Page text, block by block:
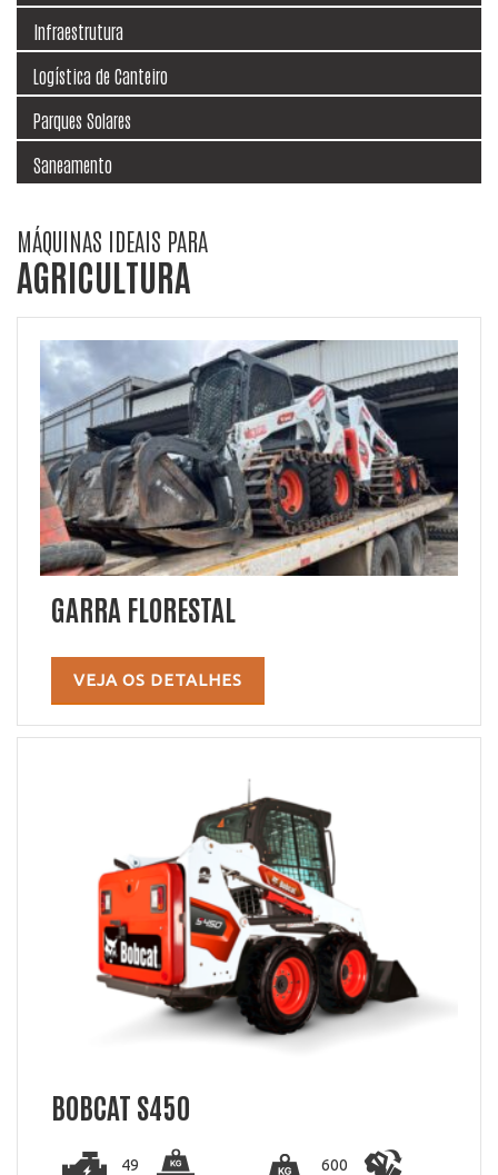
Infraestrutura
Logística de Canteiro
Parques Solares
Saneamento
MÁQUINAS IDEAIS PARA
AGRICULTURA
GARRA FLORESTAL
VEJA OS DETALHES
BOBCAT S450
49 600